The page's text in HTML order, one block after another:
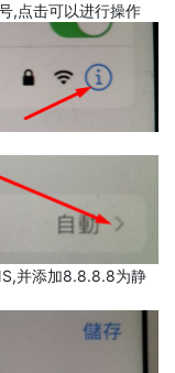
,点击可以进行操作
并添加8.8.8.8为静